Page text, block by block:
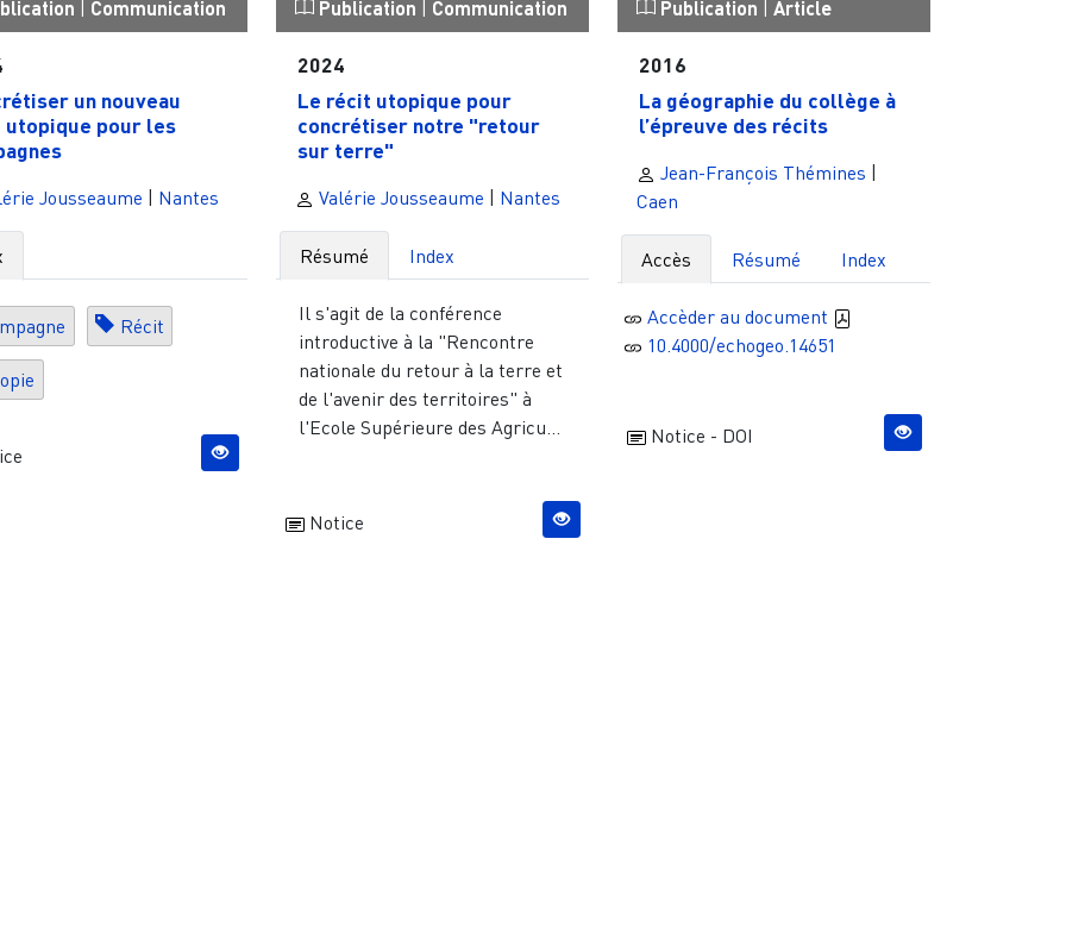
| Communication
un nouveau
utopique pour les
Jousseaume | Nantes
Récit
Publication | Communication
2024
Le récit utopique pour
concrétiser notre "retour
sur terre"
Valérie Jousseaume | Nantes
Résumé Index
Il s'agit de la conférence
introductive à la "Rencontre
nationale du retour à la terre et
de l'avenir des territoires" à
l'Ecole Supérieure des Agricu...
Notice
Publication | Article
2016
La géographie du collège à
l’épreuve des récits
Jean-François Thémines |
Caen
Accès Résumé Index
Accèder au document
10.4000/echogeo.14651
Notice - DOI